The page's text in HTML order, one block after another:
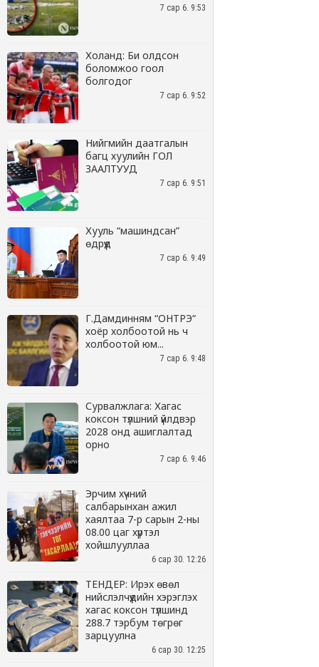
7 сар 6. 9:53
Холанд: Би олдсон
боломжоо гоол
болгодог
7 сар 6. 9:52
Нийгмийн даатгалын
багц хуулийн ГОЛ
ЗААЛТУУД
7 сар 6. 9:51
Хууль “машиндсан”
өдрүүд
7 сар 6. 9:49
Г.Дамдинням “ОНТРЭ“
хоёр холбоотой нь ч
холбоотой юм...
7 сар 6. 9:48
Сурвалжлага: Хагас
коксон түлшний үйлдвэр
2028 онд ашиглалтад
орно
7 сар 6. 9:46
Эрчим хүчний
салбарынхан ажил
хаялтаа 7-р сарын 2-ны
08.00 цаг хүртэл
хойшлууллаа
6 сар 30. 12:26
ТЕНДЕР: Ирэх өвөл
нийслэлчүүдийн хэрэглэх
хагас коксон түлшинд
288.7 тэрбум төгрөг
зарцуулна
6 сар 30. 12:25